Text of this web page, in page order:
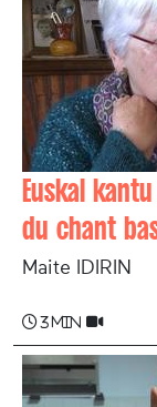
Euskal
du chant
Maite IDIRIN
3 min